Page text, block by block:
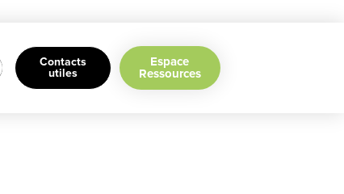
Contacts
utiles
Espace
Ressources